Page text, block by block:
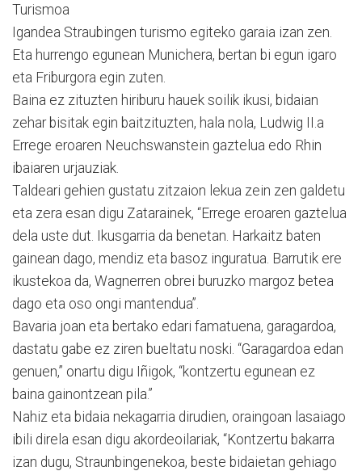
Turismoa
Igandea Straubingen turismo egiteko garaia izan zen.
Eta hurrengo egunean Munichera, bertan bi egun igaro
eta Friburgora egin zuten.
Baina ez zituzten hiriburu hauek soilik ikusi, bidaian
zehar bisitak egin baitzituzten, hala nola, Ludwig II.a
Errege eroaren Neuchswanstein gaztelua edo Rhin
ibaiaren urjauziak.
Taldeari gehien gustatu zitzaion lekua zein zen galdetu
eta zera esan digu Zatarainek, “Errege eroaren gaztelua
dela uste dut. Ikusgarria da benetan. Harkaitz baten
gainean dago, mendiz eta basoz inguratua. Barrutik ere
ikustekoa da, Wagnerren obrei buruzko margoz betea
dago eta oso ongi mantendua”.
Bavaria joan eta bertako edari famatuena, garagardoa,
dastatu gabe ez ziren bueltatu noski. “Garagardoa edan
genuen,” onartu digu Iñigok, “kontzertu egunean ez
baina gainontzean pila.”
Nahiz eta bidaia nekagarria dirudien, oraingoan lasaiago
ibili direla esan digu akordeoilariak, “Kontzertu bakarra
izan dugu, Straunbingenekoa, beste bidaietan gehiago